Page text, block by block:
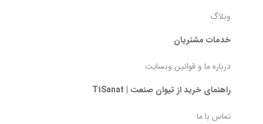
وبلاگ
خدمات مشتریان
درباره ما و قوانین وبسایت
راهنمای خرید از تیوان صنعت | T1Sanat
تماس با ما